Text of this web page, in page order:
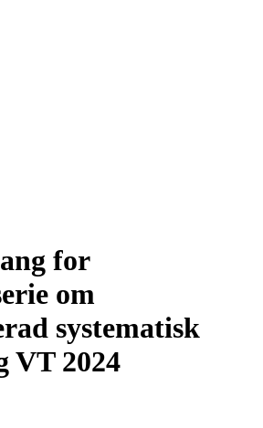
for
om
systematisk
VT 2024